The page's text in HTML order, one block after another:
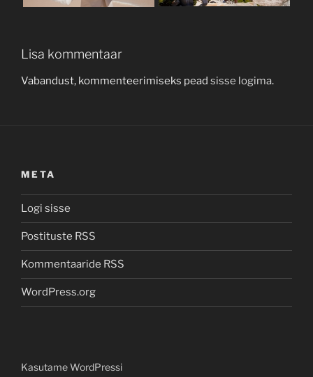
Lisa kommentaar
Vabandust, kommenteerimiseks pead sisse logima.
META
Logi sisse
Postituste RSS
Kommentaaride RSS
WordPress.org
Kasutame WordPressi